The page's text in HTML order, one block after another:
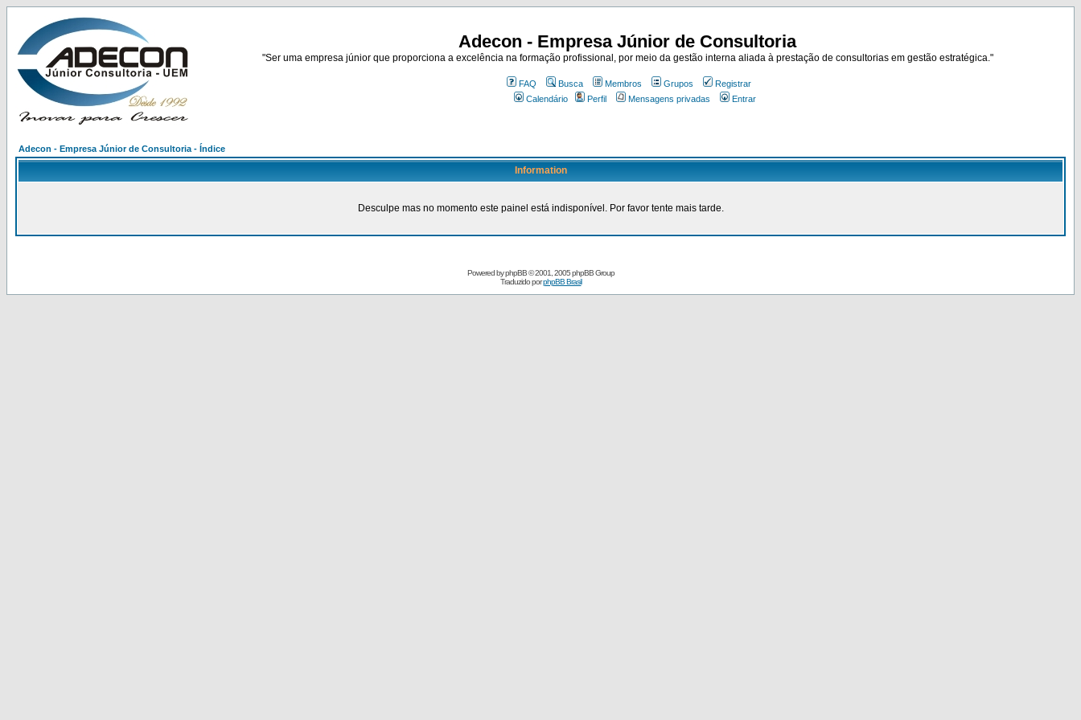
Adecon - Empresa Júnior de Consultoria
"Ser uma empresa júnior que proporciona a excelência na formação profissional, por meio da gestão interna aliada à prestação de consultorias em gestão estratégica."
FAQ Busca Membros Grupos
Registrar
Calendário
Perfil Mensagens privadas Entrar
Adecon - Empresa Júnior de Consultoria - Índice
Information
Desculpe mas no momento este painel está indisponível. Por favor tente mais tarde.
Powered byphpBB© 2001, 2005 phpBB Group
Traduzido porphpBB Brasil